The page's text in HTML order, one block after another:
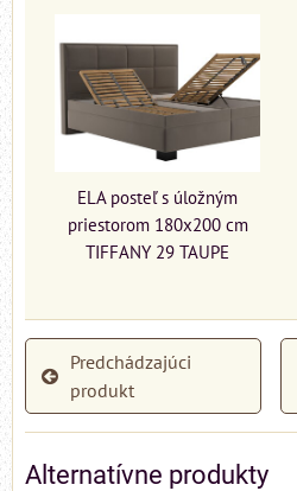
ELA posteľ s úložným
priestorom 180x200 cm
TIFFANY 29 TAUPE
Predchádzajúci
produkt
Alternatívne produkty